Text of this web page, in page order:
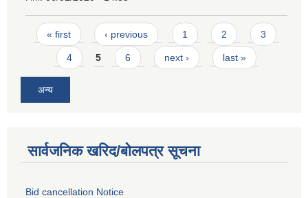
Pages
« first ‹ previous 1 2 3
4 5 6 next › last »
अन्य
सार्वजनिक खरिद/बोलपत्र सूचना
Bid cancellation Notice